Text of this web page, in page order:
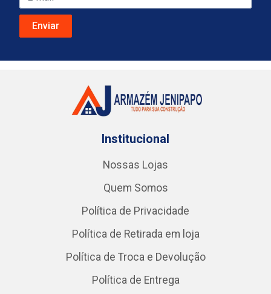
Institucional
Nossas Lojas
Quem Somos
Política de Privacidade
Política de Retirada em loja
Política de Troca e Devolução
Política de Entrega